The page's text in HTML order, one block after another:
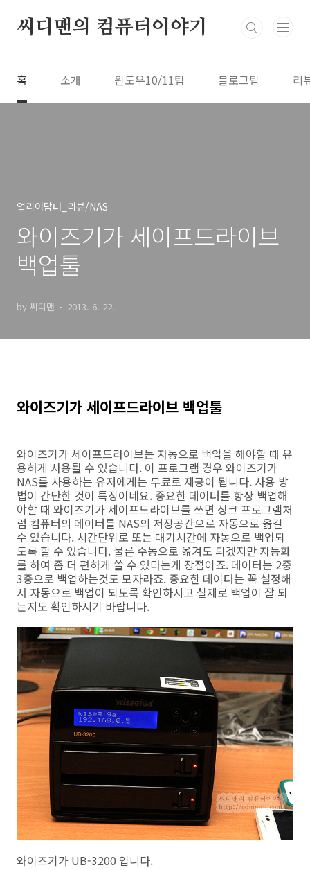
씨디맨의 컴퓨터이야기
홈 소개 윈도우10/11팁 블로그팁 리
얼리어답터_리뷰/NAS
와이즈기가 세이프드라이브
백업툴
by 씨디맨 2013. 6. 22.
와이즈기가 세이프드라이브 백업툴
와이즈기가 세이프드라이브는 자동으로 백업을 해야할 때 유
용하게 사용될 수 있습니다. 이 프로그램 경우 와이즈기가
NAS를 사용하는 유저에게는 무료로 제공이 됩니다. 사용 방
법이 간단한 것이 특징이네요. 중요한 데이터를 항상 백업해
야할 때 와이즈기가 세이프드라이브를 쓰면 싱크 프로그램처
럼 컴퓨터의 데이터를 NAS의 저장공간으로 자동으로 옮길
수 있습니다. 시간단위로 또는 대기시간에 자동으로 백업되
도록 할 수 있습니다. 물론 수동으로 옮겨도 되겠지만 자동화
를 하여 좀 더 편하게 쓸 수 있다는게 장점이죠. 데이터는 2중
3중으로 백업하는것도 모자라죠. 중요한 데이터는 꼭 설정해
서 자동으로 백업이 되도록 확인하시고 실제로 백업이 잘 되
는지도 확인하시기 바랍니다.
와이즈기가 UB-3200 입니다.